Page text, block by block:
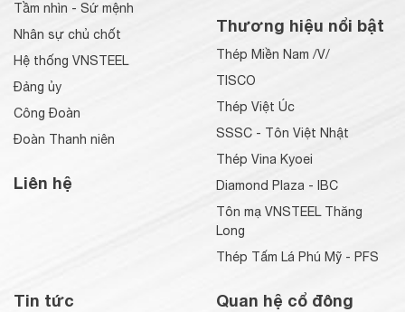
Tầm nhìn - Sứ mệnh
Nhân sự chủ chốt
Hệ thống VNSTEEL
Đảng ủy
Công Đoàn
Đoàn Thanh niên
Liên hệ
Thương hiệu nổi bật
Thép Miền Nam /V/
TISCO
Thép Việt Úc
SSSC - Tôn Việt Nhật
Thép Vina Kyoei
Diamond Plaza - IBC
Tôn mạ VNSTEEL Thăng
Long
Thép Tấm Lá Phú Mỹ - PFS
Tin tức Quan hệ cổ đông